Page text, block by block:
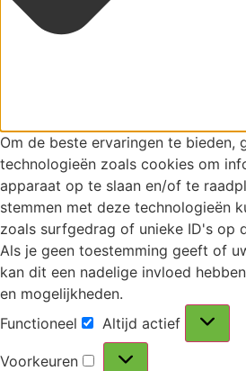
Om de beste ervaringen te bieden,
technologieën zoals cookies om
apparaat op te slaan en/of te
stemmen met deze technologieën
zoals surfgedrag of unieke ID's op
Als je geen toestemming geeft of
kan dit een nadelige invloed
en mogelijkheden.
Functioneel
Altijd actief
Voorkeuren